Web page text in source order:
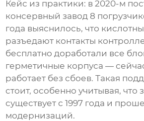
Кейс из практики: в 2020-м
консервный завод 8
года выяснилось, что
разъедают контакты
бесплатно доработали все
герметичные корпуса —
работает без сбоев. Такая
стоит, особенно учитывая, что
существует с 1997 года и
модернизаций.